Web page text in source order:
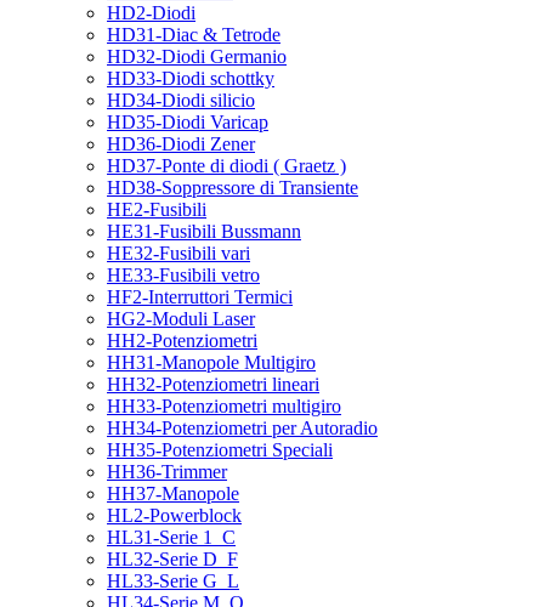
HD2-Diodi
HD31-Diac & Tetrode
HD32-Diodi Germanio
HD33-Diodi schottky
HD34-Diodi silicio
HD35-Diodi Varicap
HD36-Diodi Zener
HD37-Ponte di diodi ( Graetz )
HD38-Soppressore di Transiente
HE2-Fusibili
HE31-Fusibili Bussmann
HE32-Fusibili vari
HE33-Fusibili vetro
HF2-Interruttori Termici
HG2-Moduli Laser
HH2-Potenziometri
HH31-Manopole Multigiro
HH32-Potenziometri lineari
HH33-Potenziometri multigiro
HH34-Potenziometri per Autoradio
HH35-Potenziometri Speciali
HH36-Trimmer
HH37-Manopole
HL2-Powerblock
HL31-Serie 1_C
HL32-Serie D_F
HL33-Serie G_L
HL34-Serie M_O